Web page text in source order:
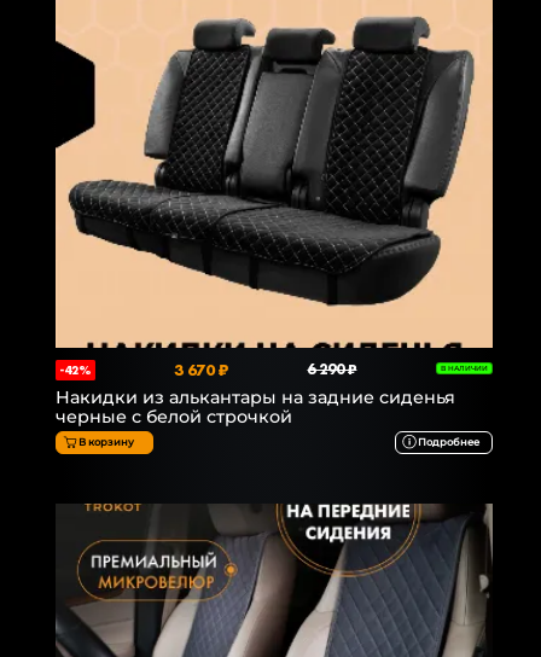
-42% 3 670 ₽ 6 290 ₽ В НАЛИЧИИ
Накидки из алькантары на задние сиденья
черные с белой строчкой
В корзину Подробнее